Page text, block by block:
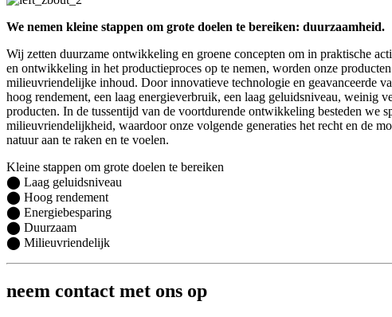
We nemen kleine stappen om grote doelen te bereiken: duurzaamheid.
Wij zetten duurzame ontwikkeling en groene concepten om in praktische
en ontwikkeling in het productieproces op te nemen, worden onze
milieuvriendelijke inhoud. Door innovatieve technologie en geavanceerde
hoog rendement, een laag energieverbruik, een laag geluidsniveau, weinig
producten. In de tussentijd van de voortdurende ontwikkeling besteden we
milieuvriendelijkheid, waardoor onze volgende generaties het recht en de
natuur aan te raken en te voelen.
Kleine stappen om grote doelen te bereiken
⬤ Laag geluidsniveau
⬤ Hoog rendement
⬤ Energiebesparing
⬤ Duurzaam
⬤ Milieuvriendelijk
neem contact met ons op